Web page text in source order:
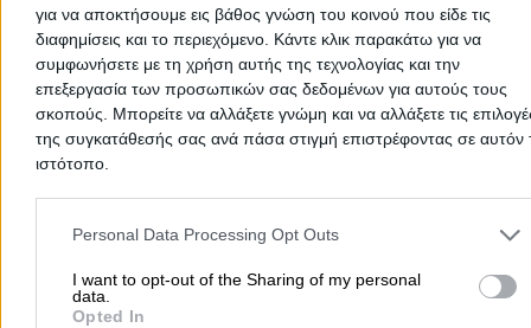
για να αποκτήσουμε εις βάθος γνώση του κοινού που είδε τις
διαφημίσεις και το περιεχόμενο. Κάντε κλικ παρακάτω για να
συμφωνήσετε με τη χρήση αυτής της τεχνολογίας και την
επεξεργασία των προσωπικών σας δεδομένων για αυτούς τους
σκοπούς. Μπορείτε να αλλάξετε γνώμη και να αλλάξετε τις
της συγκατάθεσής σας ανά πάσα στιγμή επιστρέφοντας σε αυτόν
ιστότοπο.
Please note that this website/app uses one or more Google
and may gather and store information including but not limited to
to Google and its third-party tags to use your data for below
purposes in below Google consent section.
Personal Data Processing Opt Outs
I want to opt-out of the Sharing of my personal
data.
Opted In
Προσθήκη αξιολόγησης